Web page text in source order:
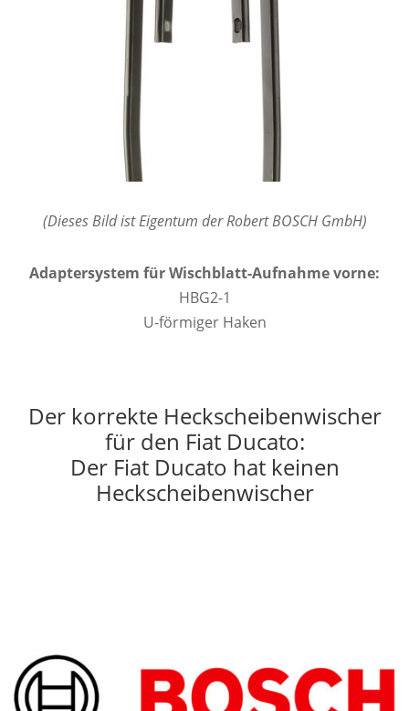
(Dieses Bild ist Eigentum der Robert BOSCH GmbH)
Adaptersystem für Wischblatt-Aufnahme vorne:
HBG2-1
U-förmiger Haken
Der korrekte Heckscheibenwischer
für den Fiat Ducato:
Der Fiat Ducato hat keinen
Heckscheibenwischer